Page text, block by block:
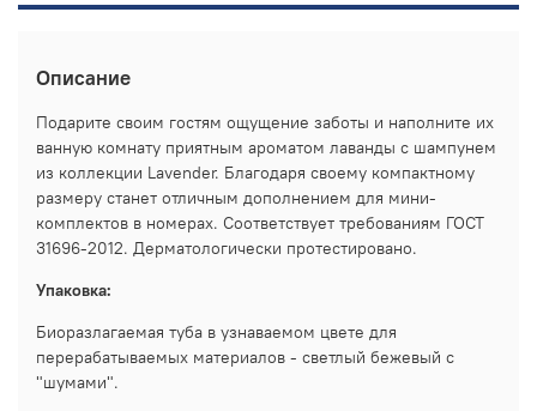
Описание
Подарите своим гостям ощущение заботы и наполните их
ванную комнату приятным ароматом лаванды с шампунем
из коллекции Lavender. Благодаря своему компактному
размеру станет отличным дополнением для мини-
комплектов в номерах. Соответствует требованиям ГОСТ
31696-2012. Дерматологически протестировано.
Упаковка:
Биоразлагаемая туба в узнаваемом цвете для
перерабатываемых материалов - светлый бежевый с
"шумами".